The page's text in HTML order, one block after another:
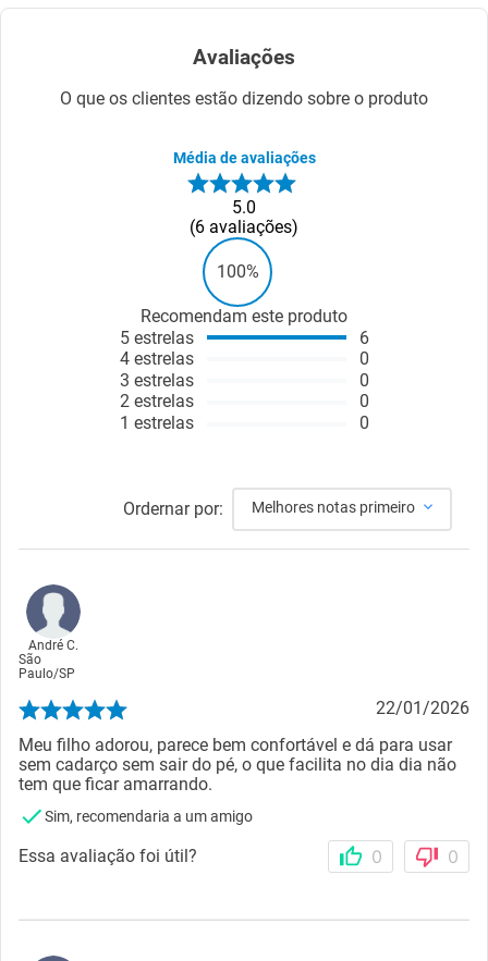
Avaliações
O que os clientes estão dizendo sobre o produto
Média de avaliações
5.0
6 avaliações
100%
Recomendam este produto
5 estrelas
4 estrelas
3 estrelas
2 estrelas
1 estrelas
6
0
0
0
0
Ordernar por: Melhores notas primeiro
André C.
São
Paulo/SP
22/01/2026
Meu filho adorou, parece bem confortável e dá para usar
sem cadarço sem sair do pé, o que facilita no dia dia não
tem que ficar amarrando.
Sim, recomendaria a um amigo
Essa avaliação foi útil? 0 0